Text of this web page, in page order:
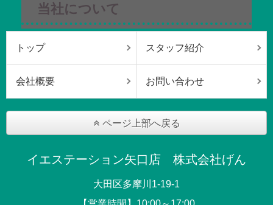
当社について
トップ スタッフ紹介
会社概要 お問い合わせ
ページ上部へ戻る
イエステーション矢口店 株式会社げん
大田区多摩川1-19-1